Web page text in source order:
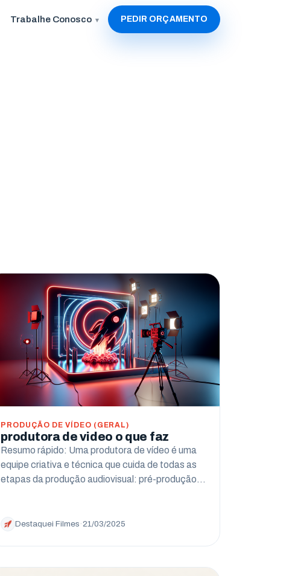
Trabalhe Conosco PEDIR ORÇAMENTO
PRODUÇÃO DE VÍDEO (GERAL)
produtora de video o que faz
Resumo rápido: Uma produtora de vídeo é uma
equipe criativa e técnica que cuida de todas as
etapas da produção audiovisual: pré-produção…
Destaquei Filmes ·21/03/2025